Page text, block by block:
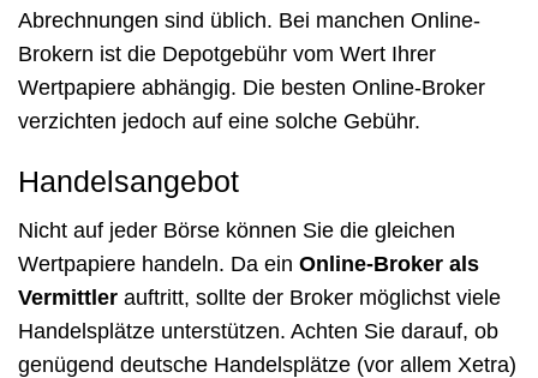
Abrechnungen sind üblich. Bei manchen Online-
Brokern ist die Depotgebühr vom Wert Ihrer
Wertpapiere abhängig. Die besten Online-Broker
verzichten jedoch auf eine solche Gebühr.
Handelsangebot
Nicht auf jeder Börse können Sie die gleichen
Wertpapiere handeln. Da ein Online-Broker als
Vermittler auftritt, sollte der Broker möglichst viele
Handelsplätze unterstützen. Achten Sie darauf, ob
genügend deutsche Handelsplätze (vor allem Xetra)